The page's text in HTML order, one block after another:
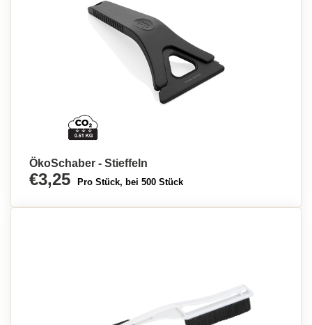
ÖkoSchaber - Stieffeln
€3,25 Pro Stück, bei 500 Stück